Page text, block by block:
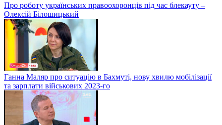
Про роботу українських правоохоронців під час блекауту –
Олексій Білошицький
Ганна Маляр про ситуацію в Бахмуті, нову хвилю мобілізації
та зарплати військових 2023-го